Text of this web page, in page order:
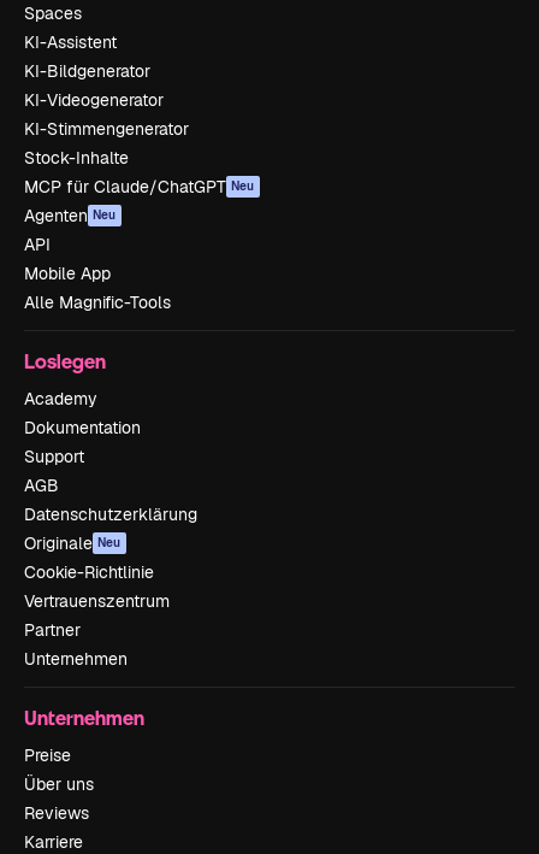
Spaces
KI-Assistent
KI-Bildgenerator
KI-Videogenerator
KI-Stimmengenerator
Stock-Inhalte
MCP für Claude/ChatGPT Neu
Agenten Neu
API
Mobile App
Alle Magnific-Tools
Loslegen
Academy
Dokumentation
Support
AGB
Datenschutzerklärung
Originale Neu
Cookie-Richtlinie
Vertrauenszentrum
Partner
Unternehmen
Unternehmen
Preise
Über uns
Reviews
Karriere